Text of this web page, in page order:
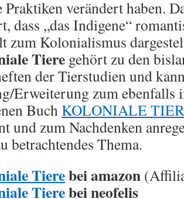
verändert haben.
dass „das Indigene“
zum Kolonialismus
Tiere gehört zu den
der Tierstudien und
Erweiterung zum ebenfalls
Buch KOLONIALE
und zum Nachdenken
betrachtendes Thema.
Tierebei amazon
Tierebei neofelis